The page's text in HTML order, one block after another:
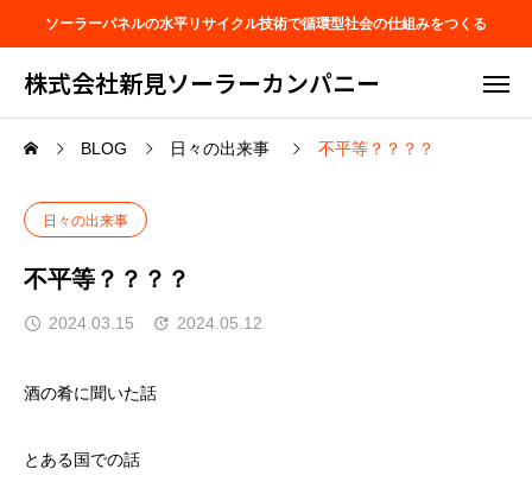
ソーラーパネルの水平リサイクル技術で循環型社会の仕組みをつくる
株式会社新見ソーラーカンパニー
BLOG 日々の出来事 不平等？？？？
日々の出来事
不平等？？？？
2024.03.15 2024.05.12
酒の肴に聞いた話
とある国での話